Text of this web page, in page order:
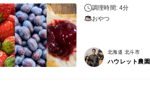
調理時間: 4分
おやつ
北海道 北斗市
ハウレット農園